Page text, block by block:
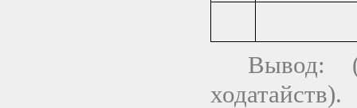
Вывод:
ходатайств).